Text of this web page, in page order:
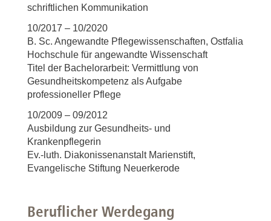
schriftlichen Kommunikation
10/2017 – 10/2020
B. Sc. Angewandte Pflegewissenschaften, Ostfalia
Hochschule für angewandte Wissenschaft
Titel der Bachelorarbeit: Vermittlung von
Gesundheitskompetenz als Aufgabe
professioneller Pflege
10/2009 – 09/2012
Ausbildung zur Gesundheits- und
Krankenpflegerin
Ev.-luth. Diakonissenanstalt Marienstift,
Evangelische Stiftung Neuerkerode
Beruflicher Werdegang